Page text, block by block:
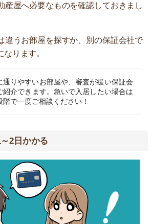
産屋へ必要なものを確認しておきまし
違うお部屋を探すか、別の保証会社で
ります。
通りやすいお部屋や、審査が緩い保証会
紹介できます。急いで入居したい場合は
階で一度ご相談ください！
2日かかる